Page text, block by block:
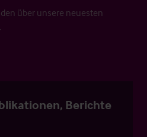
über unsere neuesten
Berichte